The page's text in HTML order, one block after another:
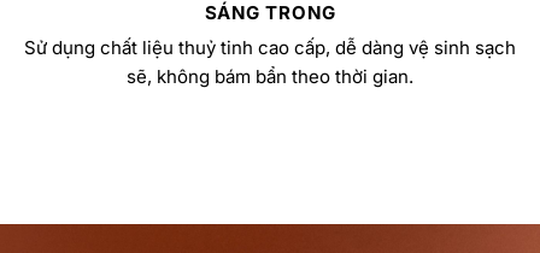
SÁNG TRONG
Sử dụng chất liệu thuỷ tinh cao cấp, dễ dàng vệ sinh sạch
sẽ, không bám bẩn theo thời gian.